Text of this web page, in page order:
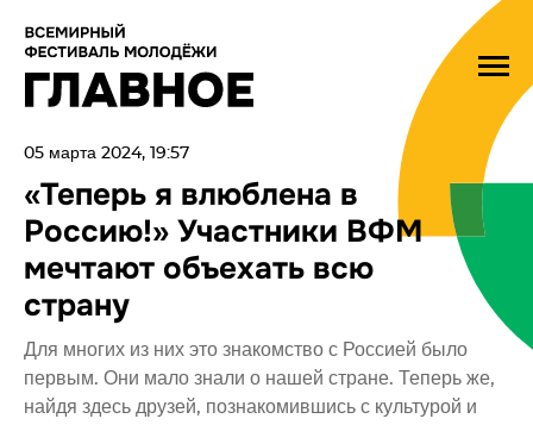
05 марта 2024, 19:57
«Теперь я влюблена в
Россию!» Участники ВФМ
мечтают объехать всю
страну
Для многих из них это знакомство с Россией было
первым. Они мало знали о нашей стране. Теперь же,
найдя здесь друзей, познакомившись с культурой и